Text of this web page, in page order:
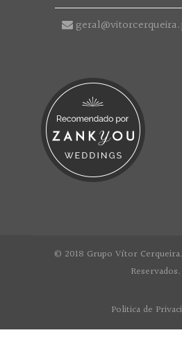
© 2018 Grupo Vítor
Reservados.
Politica de